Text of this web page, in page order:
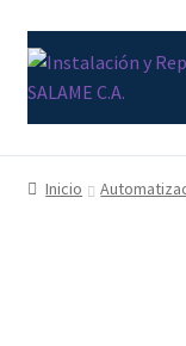
Ir
a
la
Ir
al
contenido
Inicio
Inicio